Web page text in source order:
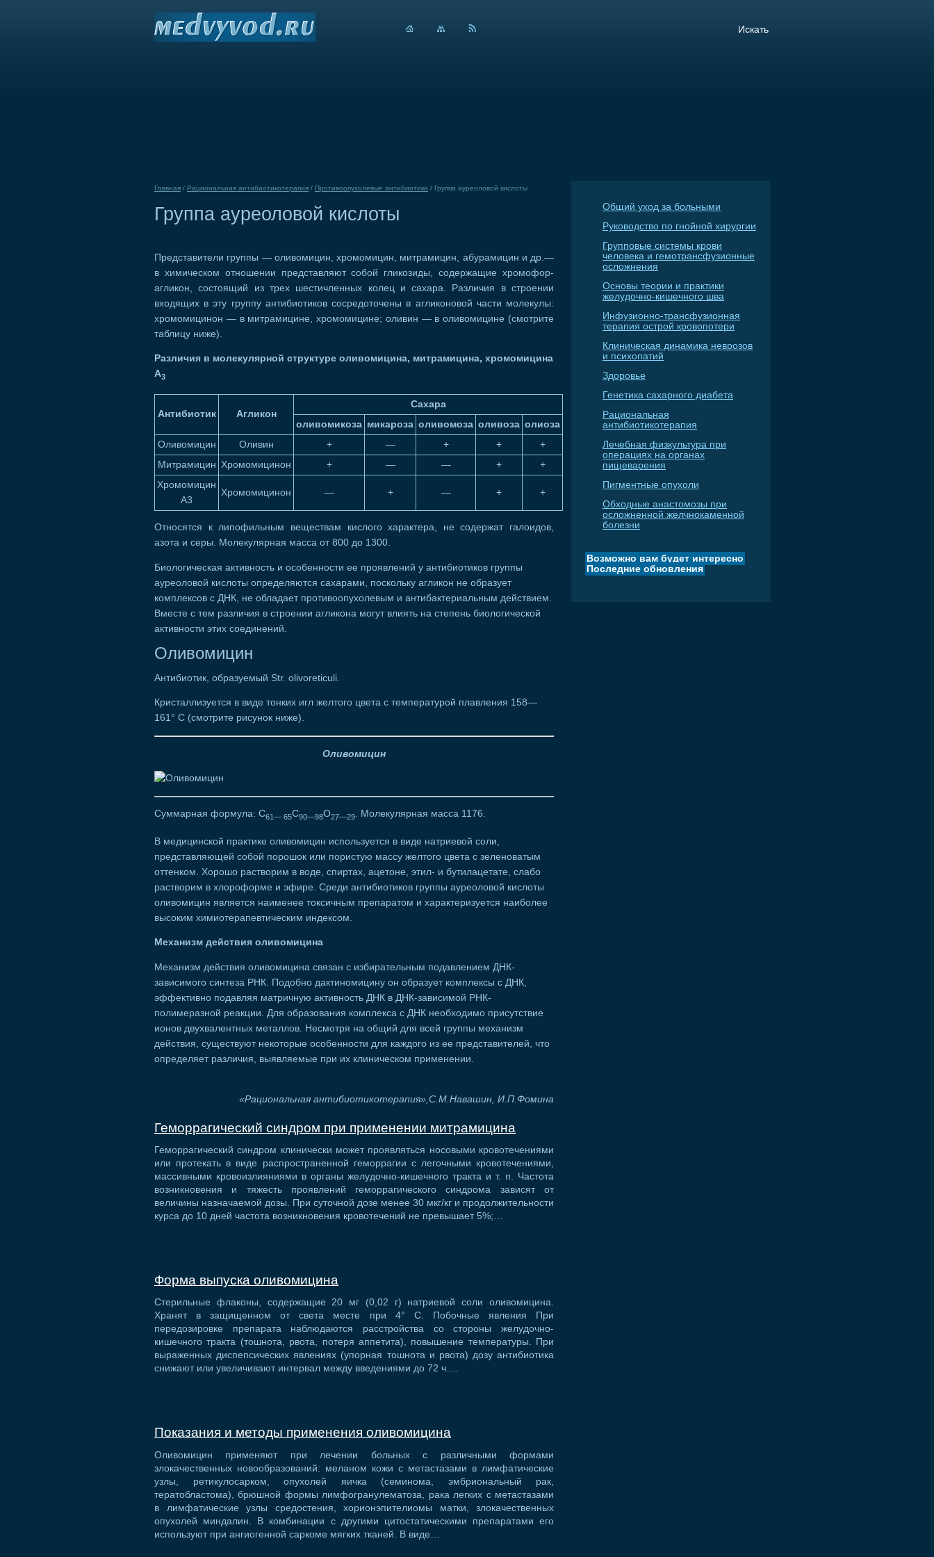
Главная / Рациональная антибиотикотерапия / Противоопухолевые антибиотики / Группа ауреоловой кислоты
Группа ауреоловой кислоты
Представители группы — оливомицин, хромомицин, митрамицин, абурамицин и др.—
в химическом отношении представляют собой гликозиды, содержащие хромофор-
агликон, состоящий из трех шестичленных колец и сахара. Различия в строении
входящих в эту группу антибиотиков сосредоточены в агликоновой части молекулы:
хромомицинон — в митрамицине, хромомицине; оливин — в оливомицине (смотрите
таблицу ниже).
Различия в молекулярной структуре оливомицина, митрамицина, хромомицина
А3
Антибиотик Агликон
Сахара
оливомикоза микароза оливомоза оливоза олиоза
Оливомицин
Оливин + — + +
+
Митрамицин Хромомицинон + — — +
+
Хромомицин
А3
Хромомицинон — + — + +
Относятся к липофильным веществам кислого характера, не содержат галоидов,
азота и серы. Молекулярная масса от 800 до 1300.
Биологическая активность и особенности ее проявлений у антибиотиков группы
ауреоловой кислоты определяются сахарами, поскольку агликон не образует
комплексов с ДНК, не обладает противоопухолевым и антибактериальным действием.
Вместе с тем различия в строении агликона могут влиять на степень биологической
активности этих соединений.
Оливомицин
Антибиотик, образуемый Str. olivoreticuli.
Кристаллизуется в виде тонких игл желтого цвета с температурой плавления 158—
161° С (смотрите рисунок ниже).
Оливомицин
Суммарная формула: C61— 65С90—98О27—29. Молекулярная масса 1176.
В медицинской практике оливомицин используется в виде натриевой соли,
представляющей собой порошок или пористую массу желтого цвета с зеленоватым
оттенком. Хорошо растворим в воде, спиртах, ацетоне, этил- и бутилацетате, слабо
растворим в хлороформе и эфире. Среди антибиотиков группы ауреоловой кислоты
оливомицин является наименее токсичным препаратом и характеризуется наиболее
высоким химиотерапевтическим индексом.
Механизм действия оливомицина
Механизм действия оливомицина связан с избирательным подавлением ДНК-
зависимого синтеза РНК. Подобно дактиномицину он образует комплексы с ДНК,
эффективно подавляя матричную активность ДНК в ДНК-зависимой РНК-
полимеразной реакции. Для образования комплекса с ДНК необходимо присутствие
ионов двухвалентных металлов. Несмотря на общий для всей группы механизм
действия, существуют некоторые особенности для каждого из ее представителей, что
определяет различия, выявляемые при их клиническом применении.
«Рациональная антибиотикотерапия»,С.М.Навашин, И.П.Фомина
Геморрагический синдром при применении митрамицина
Геморрагический синдром клинически может проявляться носовыми кровотечениями
или протекать в виде распространенной геморрагии с легочными кровотечениями,
массивными кровоизлияниями в органы желудочно-кишечного тракта и т. п. Частота
возникновения и тяжесть проявлений геморрагического синдрома зависят от
величины назначаемой дозы. При суточной дозе менее 30 мкг/кг и продолжительности
курса до 10 дней частота возникновения кровотечений не превышает 5%;…
Форма выпуска оливомицина
Стерильные флаконы, содержащие 20 мг (0,02 г) натриевой соли оливомицина.
Хранят в защищенном от света месте при 4° С. Побочные явления При
передозировке препарата наблюдаются расстройства со стороны желудочно-
кишечного тракта (тошнота, рвота, потеря аппетита), повышение температуры. При
выраженных диспепсических явлениях (упорная тошнота и рвота) дозу антибиотика
снижают или увеличивают интервал между введениями до 72 ч….
Показания и методы применения оливомицина
Оливомицин применяют при лечении больных с различными формами
злокачественных новообразований: меланом кожи с метастазами в лимфатические
узлы, ретикулосарком, опухолей яичка (семинома, эмбриональный рак,
тератобластома), брюшной формы лимфогранулематоза, рака легких с метастазами
в лимфатические узлы средостения, хорионэпителиомы матки, злокачественных
опухолей миндалин. В комбинации с другими цитостатическими препаратами его
используют при ангиогенной саркоме мягких тканей. В виде…
Общий уход за больными
Руководство по гнойной хирургии
Групповые системы крови
человека и гемотрансфузионные
осложнения
Основы теории и практики
желудочно-кишечного шва
Инфузионно-трансфузионная
терапия острой кровопотери
Клиническая динамика неврозов
и психопатий
Здоровье
Генетика сахарного диабета
Рациональная
антибиотикотерапия
Лечебная физкультура при
операциях на органах
пищеварения
Пигментные опухоли
Обходные анастомозы при
осложненной желчнокаменной
болезни
Возможно вам будет интересно
Последние обновления